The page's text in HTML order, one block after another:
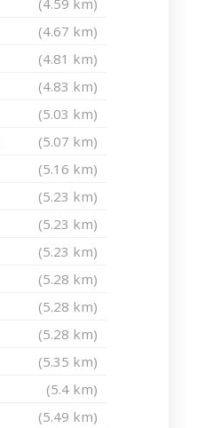
(4.59 km)
(4.67 km)
(4.81 km)
(4.83 km)
(5.03 km)
(5.07 km)
(5.16 km)
(5.23 km)
(5.23 km)
(5.23 km)
(5.28 km)
(5.28 km)
(5.28 km)
(5.35 km)
(5.4 km)
(5.49 km)